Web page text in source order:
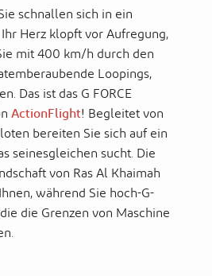
schnallen sich in ein
Herz klopft vor Aufregung,
mit 400 km/h durch den
Loopings,
Das ist das G FORCE
ActionFlight! Begleitet von
bereiten Sie sich auf ein
seinesgleichen sucht. Die
von Ras Al Khaimah
während Sie hoch-G-
die Grenzen von Maschine